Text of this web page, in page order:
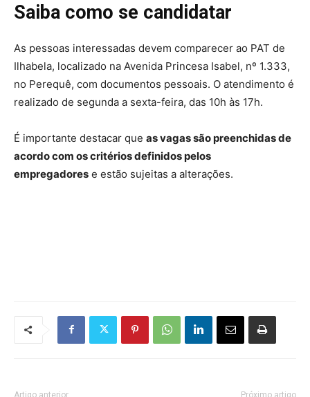
Saiba como se candidatar
As pessoas interessadas devem comparecer ao PAT de
Ilhabela, localizado na Avenida Princesa Isabel, nº 1.333,
no Perequê, com documentos pessoais. O atendimento é
realizado de segunda a sexta-feira, das 10h às 17h.
É importante destacar que as vagas são preenchidas de
acordo com os critérios definidos pelos
empregadores e estão sujeitas a alterações.
Artigo anterior Próximo artigo